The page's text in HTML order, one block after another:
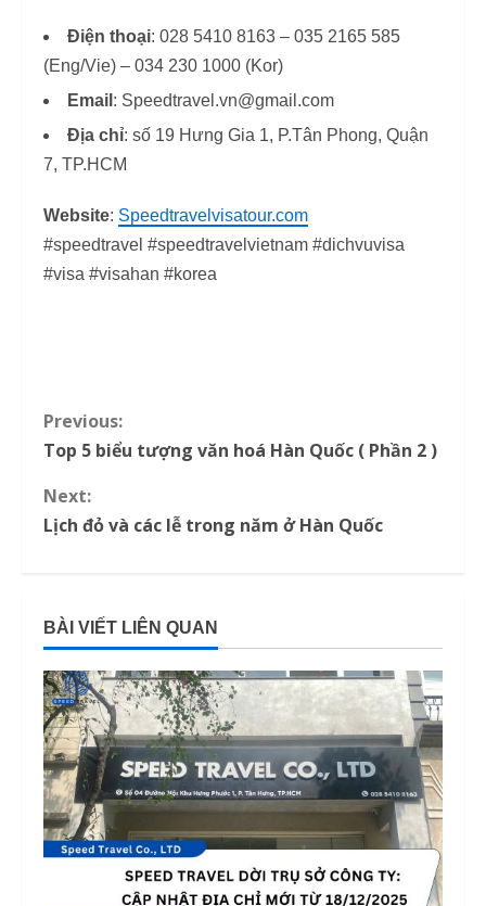
Điện thoại: 028 5410 8163 – 035 2165 585
(Eng/Vie) – 034 230 1000 (Kor)
Email : Speedtravel.vn@gmail.com
Địa chỉ: số 19 Hưng Gia 1, P.Tân Phong, Quận
7, TP.HCM
Website: Speedtravelvisatour.com
#speedtravel #speedtravelvietnam #dichvuvisa
#visa #visahan #korea
C
n
n
u
e
R
e
Previous:
Top 5 biểu tượng văn hoá Hàn Quốc ( Phần 2 )
Next:
Lịch đỏ và các lễ trong năm ở Hàn Quốc
BÀI VIẾT LIÊN QUAN